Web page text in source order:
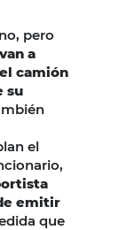
pero
a
camión
su
el
emitir
que